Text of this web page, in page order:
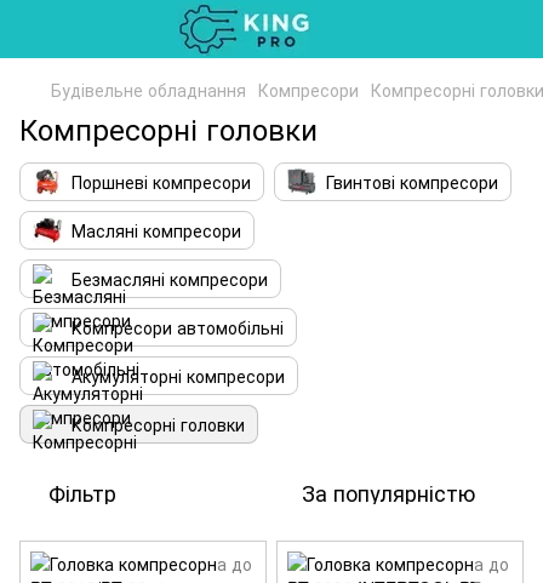
Будівельне обладнання Компресори Компресорні головки
Компресорні головки
Поршневі компресори
Гвинтові компресори
Масляні компресори
Безмасляні компресори
Компресори автомобільні
Акумуляторні компресори
Компресорні головки
Фільтр За популярністю